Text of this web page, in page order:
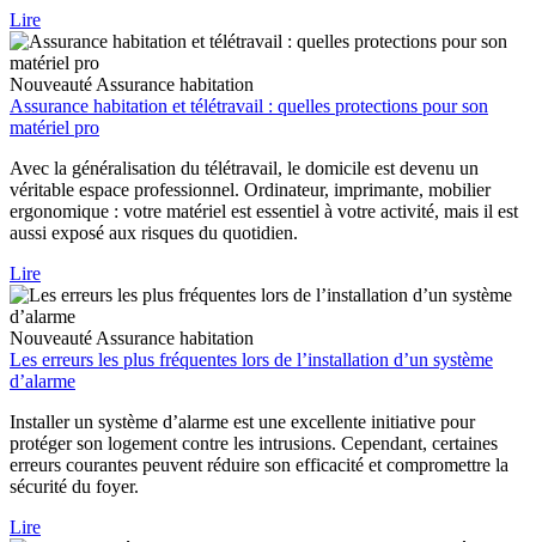
Lire
Nouveauté Assurance habitation
Assurance habitation et télétravail : quelles protections pour son
matériel pro
Avec la généralisation du télétravail, le domicile est devenu un
véritable espace professionnel. Ordinateur, imprimante, mobilier
ergonomique : votre matériel est essentiel à votre activité, mais il est
aussi exposé aux risques du quotidien.
Lire
Nouveauté Assurance habitation
Les erreurs les plus fréquentes lors de l’installation d’un système
d’alarme
Installer un système d’alarme est une excellente initiative pour
protéger son logement contre les intrusions. Cependant, certaines
erreurs courantes peuvent réduire son efficacité et compromettre la
sécurité du foyer.
Lire